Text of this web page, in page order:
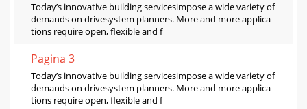
Today’s innovative building servicesimpose a wide variety of
demands on drivesystem planners. More and more applica-
tions require open, flexible and f
Pagina 3
Today’s innovative building servicesimpose a wide variety of
demands on drivesystem planners. More and more applica-
tions require open, flexible and f